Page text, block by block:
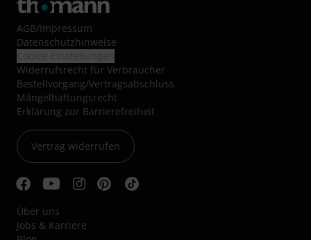
AGB/Impressum
Datenschutzhinweise
Widerrufsrecht für Verbraucher
Bestellvorgang/Vertragsabschluss
Mängelhaftungsrecht
Erklärung zur Barrierefreiheit
Vertrag widerrufen
Über uns
Jobs & Karriere